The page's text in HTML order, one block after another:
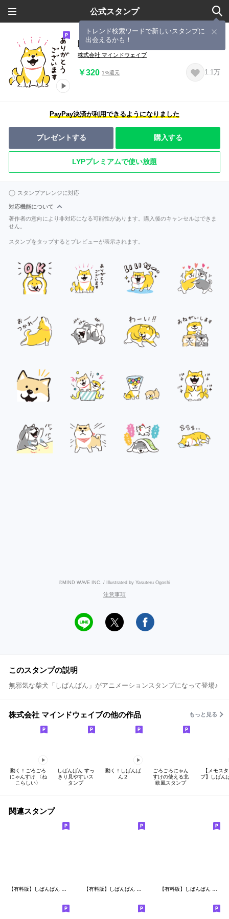
公式スタンプ
トレンド検索ワードで新しいスタンプに
出会えるかも！
動く！しばんばん
株式会社 マインドウェイブ
￥320 1%還元 1.1万
PayPay決済が利用できるようになりました
プレゼントする 購入する
LYPプレミアムで使い放題
スタンプアレンジに対応
対応機能について
著作者の意向により非対応になる可能性があります。購入後のキャンセルはできま
せん。
スタンプをタップするとプレビューが表示されます。
©MIND WAVE INC. / Illustrated by Yasuteru Ogoshi
注意事項
このスタンプの説明
無邪気な柴犬「しばんばん」がアニメーションスタンプになって登場♪
株式会社 マインドウェイブの他の作品 もっと見る
動く！ごろごろ
にゃんすけ 〈ね
こらしい〉
しばんばん すっ
きり見やすいス
タンプ
動く！しばんば
ん２
ごろごろにゃん
すけの使える北
欧風スタンプ
【メモス
プ】しばん
関連スタンプ
【有料版】しばんばん コラボ 4 【有料版】しばんばん コラボ 6 【有料版】しばんばん コラボ 8